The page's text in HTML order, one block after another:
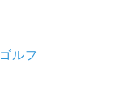
ルフ